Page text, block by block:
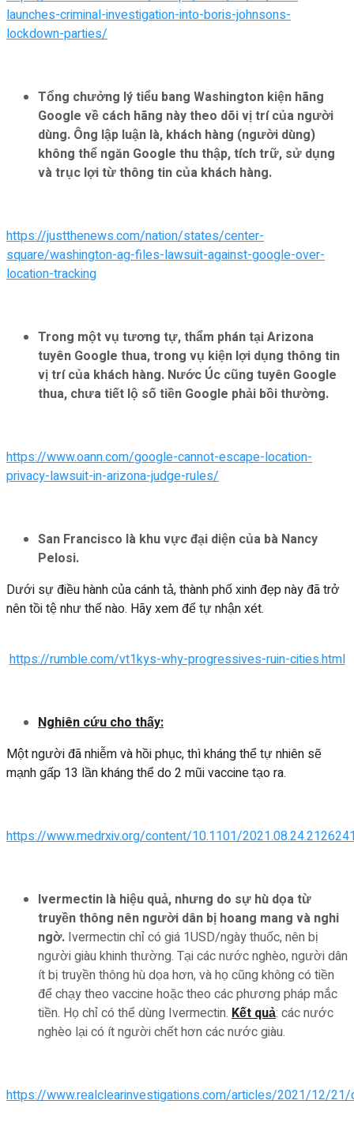
launches-criminal-investigation-into-boris-johnsons-
lockdown-parties/
Tổng chưởng lý tiểu bang Washington kiện hãng
Google về cách hãng này theo dõi vị trí của người
dùng. Ông lập luận là, khách hàng (người dùng)
không thể ngăn Google thu thập, tích trữ, sử dụng
và trục lợi từ thông tin của khách hàng.
https://justthenews.com/nation/states/center-
square/washington-ag-files-lawsuit-against-google-over-
location-tracking
Trong một vụ tương tự, thẩm phán tại Arizona
tuyên Google thua, trong vụ kiện lợi dụng thông tin
vị trí của khách hàng. Nước Úc cũng tuyên Google
thua, chưa tiết lộ số tiền Google phải bồi thường.
https://www.oann.com/google-cannot-escape-location-
privacy-lawsuit-in-arizona-judge-rules/
San Francisco là khu vực đại diện của bà Nancy
Pelosi.
Dưới sự điều hành của cánh tả, thành phố xinh đẹp này đã trở
nên tồi tệ như thế nào. Hãy xem để tự nhận xét.
https://rumble.com/vt1kys-why-progressives-ruin-cities.html
Nghiên cứu cho thấy:
Một người đã nhiễm và hồi phục, thì kháng thể tự nhiên sẽ
mạnh gấp 13 lần kháng thể do 2 mũi vaccine tạo ra.
https://www.medrxiv.org/content/10.1101/
Ivermectin là hiệu quả, nhưng do sự hù dọa từ
truyền thông nên người dân bị hoang mang và nghi
ngờ. Ivermectin chỉ có giá 1USD/ngày thuốc, nên bị
người giàu khinh thường. Tại các nước nghèo, người dân
ít bị truyền thông hù dọa hơn, và họ cũng không có tiền
để chạy theo vaccine hoặc theo các phương pháp mắc
tiền. Họ chỉ có thể dùng Ivermectin. Kết quả: các nước
nghèo lại có ít người chết hơn các nước giàu.
https://www.realclearinvestigations.com/articles/2021/12/